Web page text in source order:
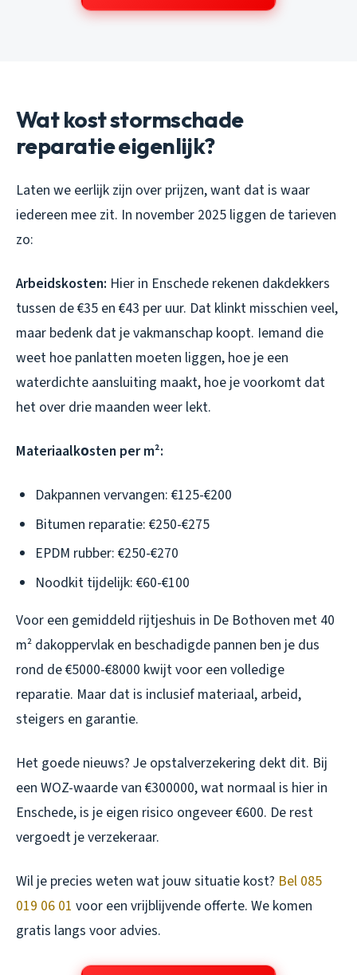
Wat kost stormschade
reparatie eigenlijk?
Laten we eerlijk zijn over prijzen, want dat is waar
iedereen mee zit. In november 2025 liggen de tarieven
zo:
Arbeidskosten: Hier in Enschede rekenen dakdekkers
tussen de €35 en €43 per uur. Dat klinkt misschien veel,
maar bedenk dat je vakmanschap koopt. Iemand die
weet hoe panlatten moeten liggen, hoe je een
waterdichte aansluiting maakt, hoe je voorkomt dat
het over drie maanden weer lekt.
Materiaalkоsten per m²:
Dakpannen vervangen: €125-€200
Bitumen reparatie: €250-€275
EPDM rubber: €250-€270
Noodkit tijdelijk: €60-€100
Voor een gemiddeld rijtjeshuis in De Bothoven met 40
m² dakoppervlak en beschadigde pannen ben je dus
rond de €5000-€8000 kwijt voor een volledige
reparatie. Maar dat is inclusief materiaal, arbeid,
steigers en garantie.
Het goede nieuws? Je opstalverzekering dekt dit. Bij
een WOZ-waarde van €300000, wat normaal is hier in
Enschede, is je eigen risico ongeveer €600. De rest
vergoedt je verzekeraar.
Wil je precies weten wat jouw situatie kost? Bel 085
019 06 01 voor een vrijblijvende offerte. We komen
gratis langs voor advies.